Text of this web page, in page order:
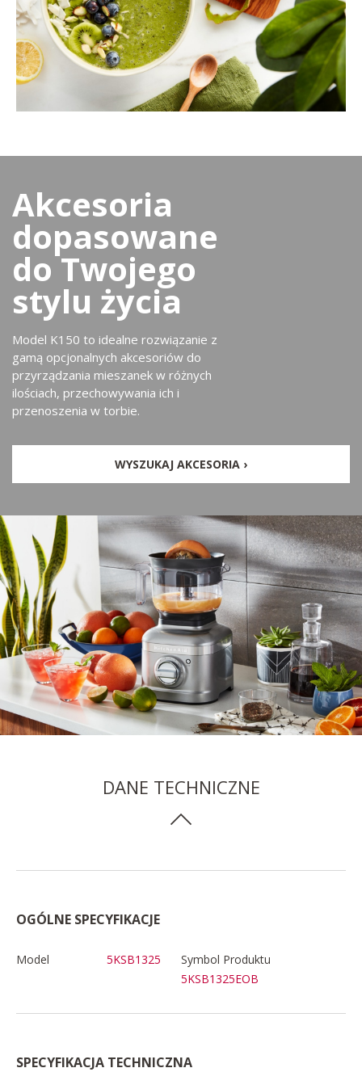
Akcesoria
dopasowane
do Twojego
stylu życia
Model K150 to idealne rozwiązanie z
gamą opcjonalnych akcesoriów do
przyrządzania mieszanek w różnych
ilościach, przechowywania ich i
przenoszenia w torbie.
WYSZUKAJ AKCESORIA ›
DANE TECHNICZNE
OGÓLNE SPECYFIKACJE
Model 5KSB1325
Symbol Produktu
5KSB1325EOB
SPECYFIKACJA TECHNICZNA